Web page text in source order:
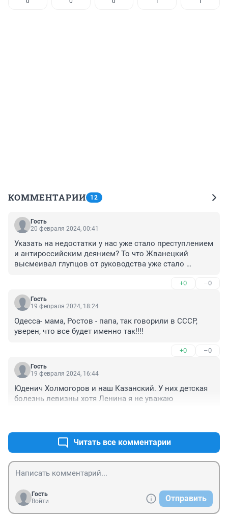
КОММЕНТАРИИ 12
Гость
20 февраля 2024, 00:41
Указать на недостатки у нас уже стало преступлением
и антироссийским деянием? То что Жванецкий
высмеивал глупцов от руководства уже стало
только непогрешимые люди? Тот же Казанский во
время службы строил в гарнизонах дома в которых
было невозможно жить. И что? Об этом молчать?
+0 –0
Гость
19 февраля 2024, 18:24
Одесса- мама, Ростов - папа, так говорили в СССР,
уверен, что все будет именно так!!!!
+0 –0
Гость
19 февраля 2024, 16:44
Юденич Холмогоров и наш Казанский. У них детская
болезнь левизны хотя Ленина я не уважаю
Читать все комментарии
Гость
Войти
Отправить